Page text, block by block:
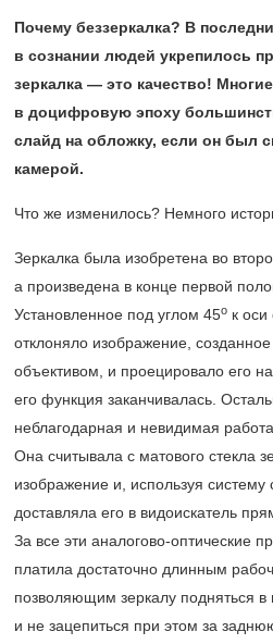
Почему беззеркалка? В
в сознании людей укрепилось
зеркалка — это качество!
в доцифровую эпоху
слайд на обложку, если он был
камерой.
Что же изменилось? Немного
Зеркалка была изобретена во
а произведена в конце первой
Установленное под углом 45о к оси
отклоняло изображение,
объективом, и проецировало его
его функция заканчивалась.
неблагодарная и невидимая
Она считывала с матового стекла
изображение и, используя
доставляла его в видоискатель
За все эти аналогово-оптические
платила достаточно длинным
позволяющим зеркалу подняться в
и не зацепиться при этом за